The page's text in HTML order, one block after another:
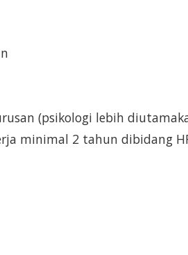
(psikologi lebih
minimal 2 tahun dibidang